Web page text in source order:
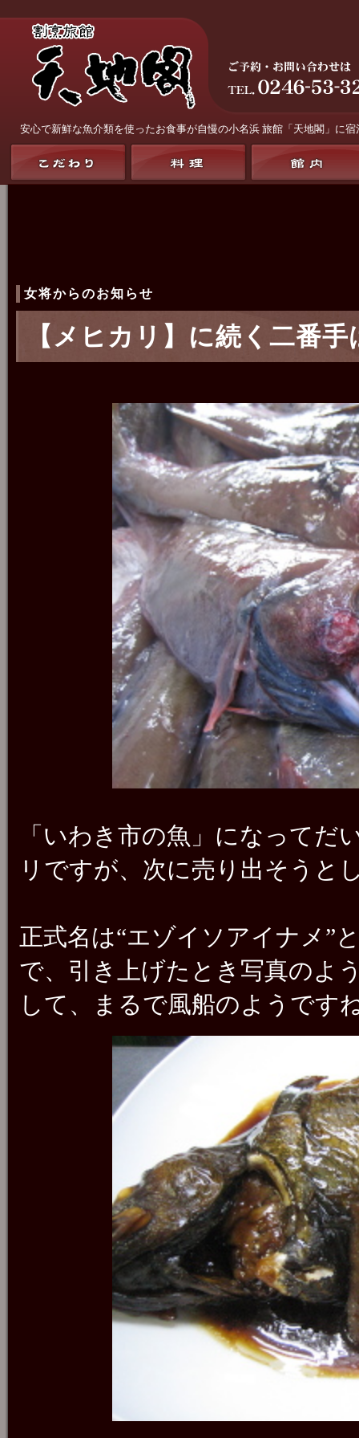
安心で新鮮な魚介類を使ったお食事が自慢の小名浜 旅館「天地閣」 に宿
女将からのお知らせ
【メヒカリ】に続く二番
「いわき市の魚」になってだ
リですが、次に売り出そうと
正式名は“エゾイソアイナメ”
で、引き上げたとき写真のよ
して、まるで風船のようです